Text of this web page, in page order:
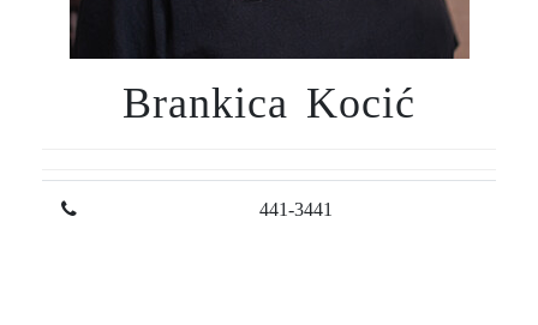
Brankica Kocić
441-3441